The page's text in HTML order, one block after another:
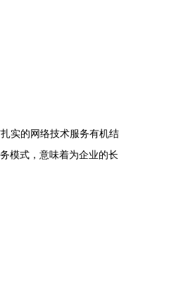
实的网络技术服务有机结
模式，意味着为企业的长